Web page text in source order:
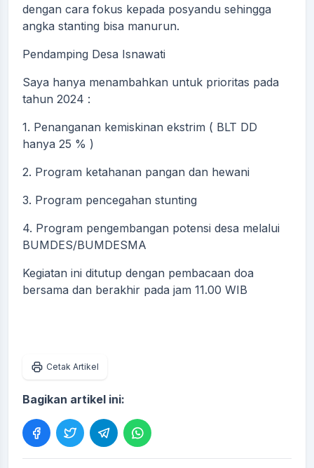
dengan cara fokus kepada posyandu sehingga
angka stanting bisa manurun.
Pendamping Desa Isnawati
Saya hanya menambahkan untuk prioritas pada
tahun 2024 :
1. Penanganan kemiskinan ekstrim ( BLT DD
hanya 25 % )
2. Program ketahanan pangan dan hewani
3. Program pencegahan stunting
4. Program pengembangan potensi desa melalui
BUMDES/BUMDESMA
Kegiatan ini ditutup dengan pembacaan doa
bersama dan berakhir pada jam 11.00 WIB
Cetak Artikel
Bagikan artikel ini: